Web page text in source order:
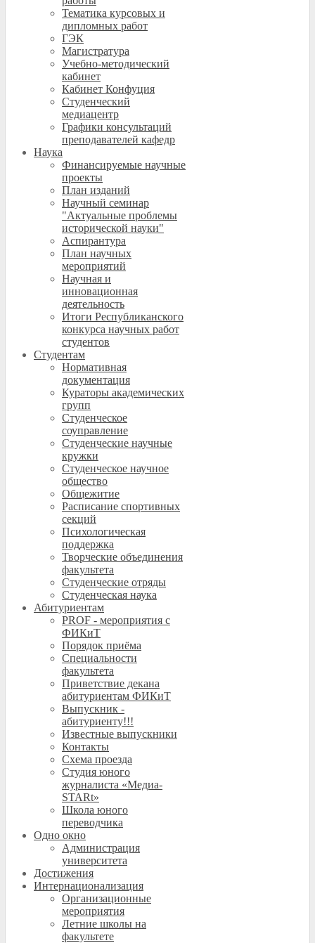
Тематика курсовых и
дипломных работ
ГЭК
Магистратура
Учебно-методический
кабинет
Кабинет Конфуция
Студенческий
медиацентр
Графики консультаций
преподавателей кафедр
Наука
Финансируемые научные
проекты
План изданий
Научный семинар
"Актуальные проблемы
исторической науки"
Аспирантура
План научных
мероприятий
Научная и
инновационная
деятельность
Итоги Республиканского
конкурса научных работ
студентов
Студентам
Нормативная
документация
Кураторы академических
групп
Студенческое
соуправление
Студенческие научные
кружки
Студенческое научное
общество
Общежитие
Расписание спортивных
секций
Психологическая
поддержка
Творческие объединения
факультета
Студенческие отряды
Студенческая наука
Абитуриентам
PROF - мероприятия с
ФИКиТ
Порядок приёма
Специальности
факультета
Приветствие декана
абитуриентам ФИКиТ
Выпускник -
абитуриенту!!!
Известные выпускники
Контакты
Схема проезда
Студия юного
журналиста «Медиа-
STARt»
Школа юного
переводчика
Одно окно
Администрация
университета
Достижения
Интернационализация
Организационные
мероприятия
Летние школы на
факультете